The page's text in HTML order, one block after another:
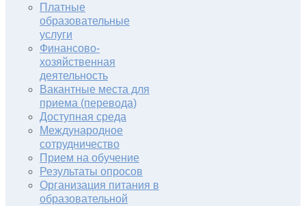
Платные
образовательные
услуги
Финансово-
хозяйственная
деятельность
Вакантные места для
приема (перевода)
Доступная среда
Международное
сотрудничество
Прием на обучение
Результаты опросов
Организация питания в
образовательной